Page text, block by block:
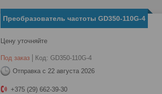
Преобразователь частоты GD350-110G-4
Цену уточняйте
Под заказ Код: GD350-110G-4
Отправка с 22 августа 2026
+375 (29) 662-39-30